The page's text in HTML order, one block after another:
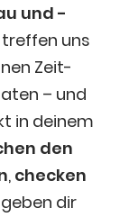
und -
tref­fen uns
Zeit­
– und
in dei­nem
den
, che­cken
geben dir